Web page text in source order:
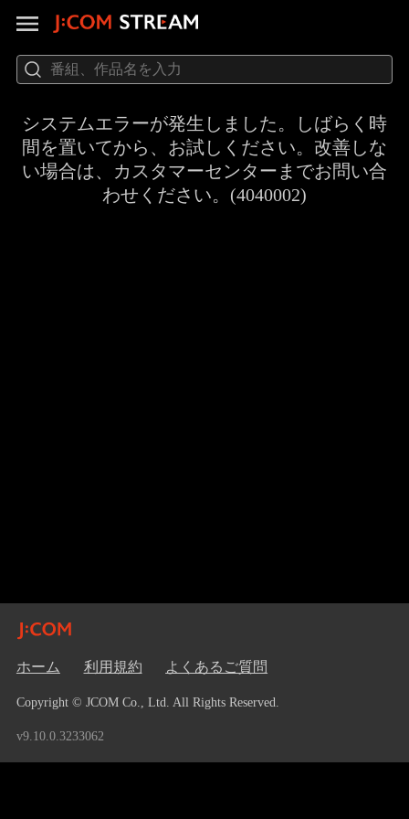
システムエラーが発生しました。しばらく時
間を置いてから、お試しください。改善しな
い場合は、カスタマーセンターまでお問い合
わせください。(4040002)
ホーム 利用規約 よくあるご質問
Copyright © JCOM Co., Ltd. All Rights Reserved.
v9.10.0.3233062